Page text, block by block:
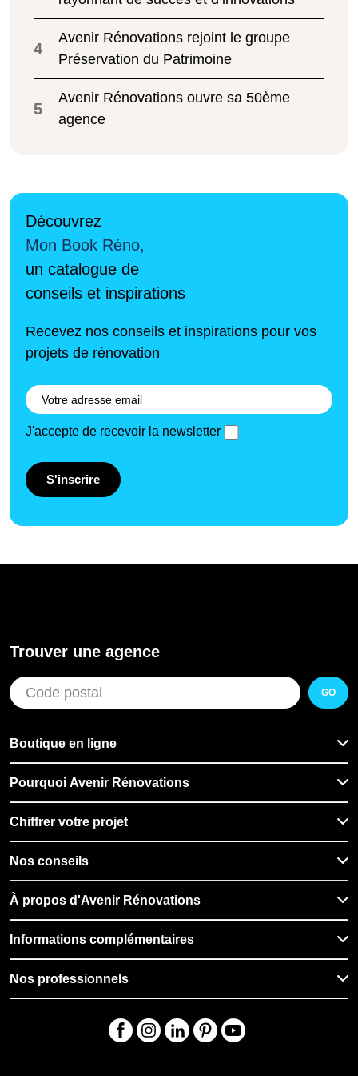
4
Avenir Rénovations rejoint le groupe
Préservation du Patrimoine
5
Avenir Rénovations ouvre sa 50ème
agence
Découvrez
Mon Book Réno,
un catalogue de
conseils et inspirations
Recevez nos conseils et inspirations pour vos
projets de rénovation
J'accepte de recevoir la newsletter
S'inscrire
Trouver une agence
GO
Boutique en ligne
Pourquoi Avenir Rénovations
Chiffrer votre projet
Nos conseils
À propos d'Avenir Rénovations
Informations complémentaires
Nos professionnels